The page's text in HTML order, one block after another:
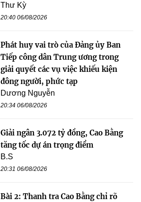
Thư Kỳ
20:40 06/08/2026
Phát huy vai trò của Đảng ủy Ban
Tiếp công dân Trung ương trong
giải quyết các vụ việc khiếu kiện
đông người, phức tạp
Dương Nguyễn
20:34 06/08/2026
Giải ngân 3.072 tỷ đồng, Cao Bằng
tăng tốc dự án trọng điểm
B.S
20:31 06/08/2026
Bài 2: Thanh tra Cao Bằng chỉ rõ